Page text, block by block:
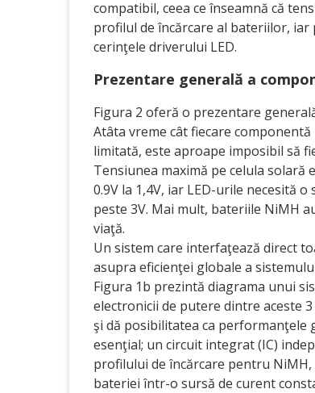
compatibil, ceea ce înseamnă că
profilul de încărcare al bateriilor,
cerinţele driverului LED.
Prezentare generală a
Figura 2 oferă o prezentare
Atâta vreme cât fiecare
limitată, este aproape imposibil să
Tensiunea maximă pe celula solară
0.9V la 1,4V, iar LED-urile necesită
peste 3V. Mai mult, bateriile NiMH
viaţă.
Un sistem care interfaţează direct
asupra eficienţei globale a
Figura 1b prezintă diagrama unui
electronicii de putere dintre aceste
şi dă posibilitatea ca performanţele
esenţial; un circuit integrat (IC)
profilului de încărcare pentru
bateriei într-o sursă de curent